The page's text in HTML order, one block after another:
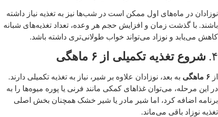
نوزادان در ماه‌های اول ممکن است در شب‌ها نیز به تغذیه نیاز داشته
باشند. با گذشت زمان و افزایش حجم هر وعده، تعداد تغذیه‌های شبانه
کاهش می‌یابد و نوزاد می‌تواند خواب طولانی‌تری داشته باشد.
۴. شروع تغذیه تکمیلی از ۶ ماهگی
از ۶ ماهگی
به بعد، نوزادان علاوه بر شیر، نیاز به تغذیه تکمیلی دارند.
در این مرحله، می‌توان غذاهای کمکی مانند فرنی یا پوره میوه‌ها را به
برنامه اضافه کرد، اما شیر مادر یا شیر خشک همچنان بخش اصلی
تغذیه نوزاد باقی می‌ماند.